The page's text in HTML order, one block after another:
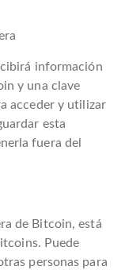
información
y una clave
acceder y utilizar
esta
fuera del
de Bitcoin, está
Puede
personas para